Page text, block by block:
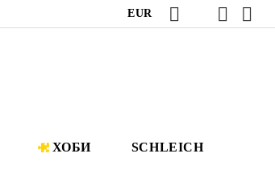
EUR
ХОБИ SCHLEICH